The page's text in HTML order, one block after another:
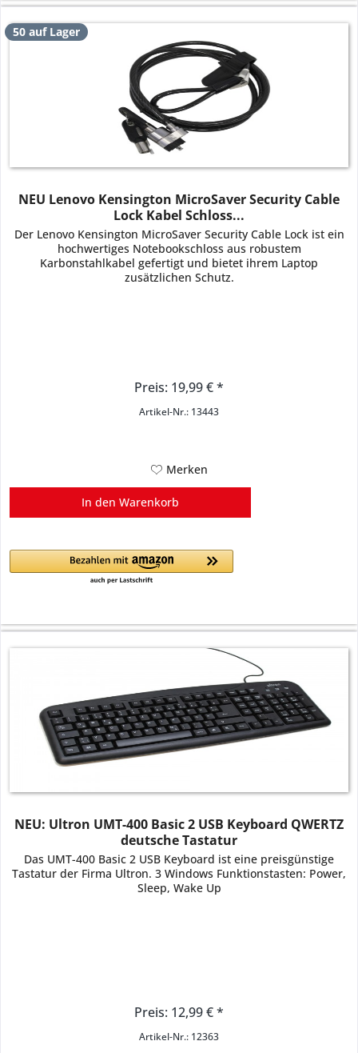
50 auf Lager
NEU Lenovo Kensington MicroSaver Security Cable
Lock Kabel Schloss...
Der Lenovo Kensington MicroSaver Security Cable Lock ist ein
hochwertiges Notebookschloss aus robustem
Karbonstahlkabel gefertigt und bietet ihrem Laptop
zusätzlichen Schutz.
Preis: 19,99 € *
Artikel-Nr.: 13443
Merken
In den Warenkorb
NEU: Ultron UMT-400 Basic 2 USB Keyboard QWERTZ
deutsche Tastatur
Das UMT-400 Basic 2 USB Keyboard ist eine preisgünstige
Tastatur der Firma Ultron. 3 Windows Funktionstasten: Power,
Sleep, Wake Up
Preis: 12,99 € *
Artikel-Nr.: 12363